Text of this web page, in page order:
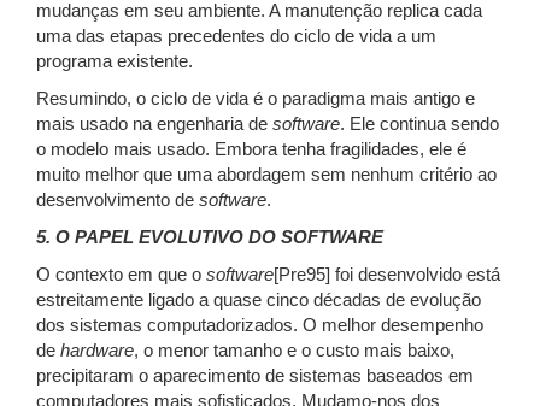
mudanças em seu ambiente. A manutenção replica cada
uma das etapas precedentes do ciclo de vida a um
programa existente.
Resumindo, o ciclo de vida é o paradigma mais antigo e
mais usado na engenharia de software. Ele continua sendo
o modelo mais usado. Embora tenha fragilidades, ele é
muito melhor que uma abordagem sem nenhum critério ao
desenvolvimento de software.
5. O PAPEL EVOLUTIVO DO SOFTWARE
O contexto em que o software[Pre95] foi desenvolvido está
estreitamente ligado a quase cinco décadas de evolução
dos sistemas computadorizados. O melhor desempenho
de hardware, o menor tamanho e o custo mais baixo,
precipitaram o aparecimento de sistemas baseados em
computadores mais sofisticados. Mudamo-nos dos